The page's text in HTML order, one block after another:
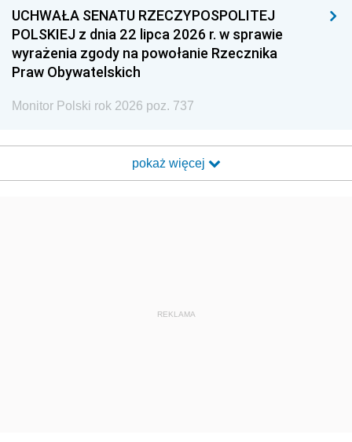
UCHWAŁA SENATU RZECZYPOSPOLITEJ
POLSKIEJ z dnia 22 lipca 2026 r. w sprawie
wyrażenia zgody na powołanie Rzecznika
Praw Obywatelskich
Monitor Polski rok 2026 poz. 737
pokaż więcej
REKLAMA